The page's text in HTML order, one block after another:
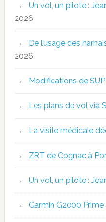
Un vol, un pilote :
2026
De l’usage des
2026
Modifications de
Les plans de vol via
La visite médicale
ZRT de Cognac à
Un vol, un pilote :
Garmin G2000 Prime